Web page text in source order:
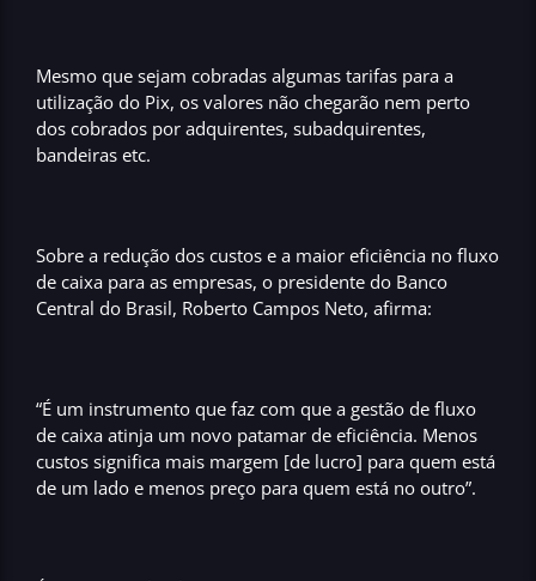
Mesmo que sejam cobradas algumas tarifas para a
utilização do Pix, os valores não chegarão nem perto
dos cobrados por adquirentes, subadquirentes,
bandeiras etc.
Sobre a redução dos custos e a maior eficiência no fluxo
de caixa para as empresas, o presidente do Banco
Central do Brasil, Roberto Campos Neto, afirma:
“É um instrumento que faz com que a gestão de fluxo
de caixa atinja um novo patamar de eficiência. Menos
custos significa mais margem [de lucro] para quem está
de um lado e menos preço para quem está no outro”.